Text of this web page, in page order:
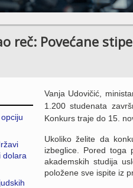
reč: Povećane
dolara
Vanja Udovičić,
1.200 studenata
Konkurs traje do 15.
Ukoliko želite da
izbeglice. Pored toga
akademskih studija
položene sve ispite iz